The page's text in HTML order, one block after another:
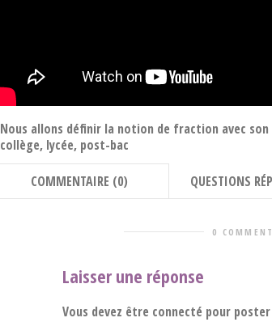
Nous allons définir la notion de fraction avec
collège, lycée, post-bac
COMMENTAIRE (0) QUESTIONS
0
Laisser une réponse
Vous devez être connecté pour